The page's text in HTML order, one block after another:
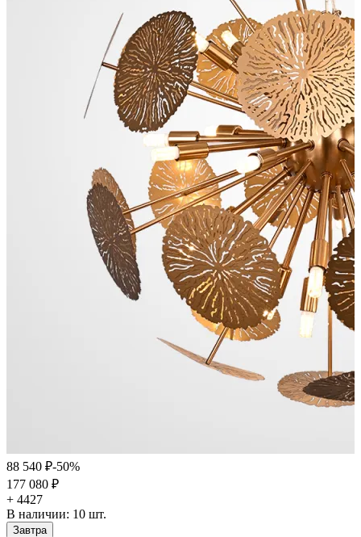
88 540 ₽-50%
177 080 ₽
+ 4427
В наличии: 10 шт.
Завтра